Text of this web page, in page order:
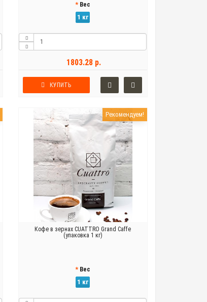
Вес
1 кг
1803.28 р.
КУПИТЬ
Рекомендуем!
Кофе в зернах CUATTRO Grand Caffe
(упаковка 1 кг)
Вес
1 кг